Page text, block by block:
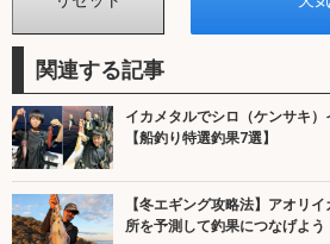
関連する記事
イカメタルでシロ（ケンサキ
【船釣り特選釣果7選】
【冬エギング攻略法】アオリ
所を予測して釣果につなげよう